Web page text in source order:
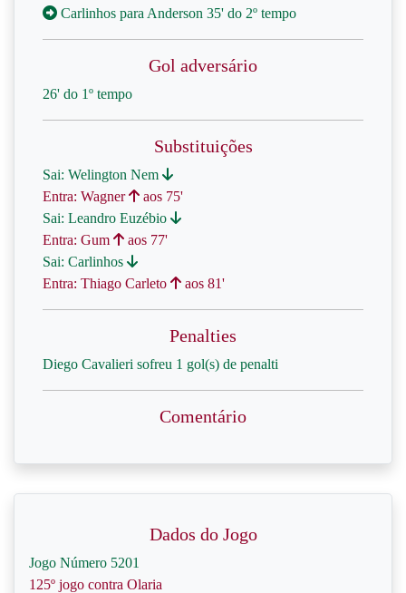
Carlinhos para Anderson 35' do 2º tempo
Gol adversário
26' do 1º tempo
Substituições
Sai: Welington Nem
Entra: Wagner
aos 75'
Sai: Leandro Euzébio
Entra: Gum
aos 77'
Sai: Carlinhos
Entra: Thiago Carleto
aos 81'
Penalties
Diego Cavalieri sofreu 1 gol(s) de penalti
Comentário
Dados do Jogo
Jogo Número 5201
125º jogo contra Olaria